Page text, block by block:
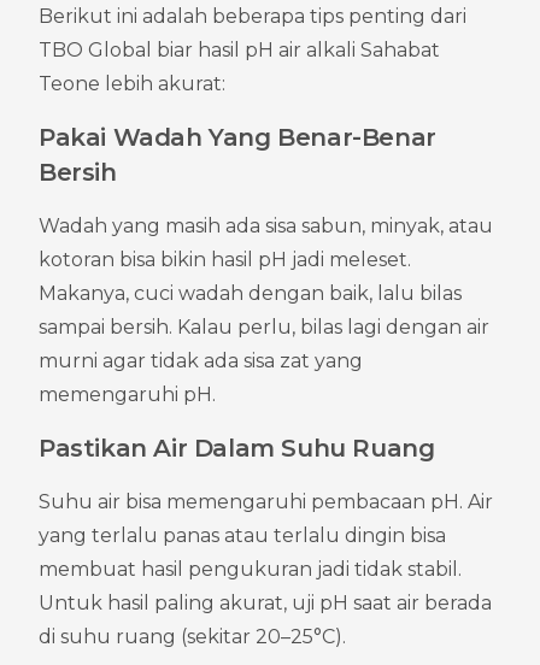
Berikut ini adalah beberapa tips penting dari
TBO Global biar hasil pH air alkali Sahabat
Teone lebih akurat:
Pakai Wadah Yang Benar-Benar
Bersih
Wadah yang masih ada sisa sabun, minyak, atau
kotoran bisa bikin hasil pH jadi meleset.
Makanya, cuci wadah dengan baik, lalu bilas
sampai bersih. Kalau perlu, bilas lagi dengan air
murni agar tidak ada sisa zat yang
memengaruhi pH.
Pastikan Air Dalam Suhu Ruang
Suhu air bisa memengaruhi pembacaan pH. Air
yang terlalu panas atau terlalu dingin bisa
membuat hasil pengukuran jadi tidak stabil.
Untuk hasil paling akurat, uji pH saat air berada
di suhu ruang (sekitar 20–25°C).